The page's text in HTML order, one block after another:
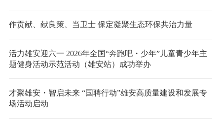
作贡献、献良策、当卫士 保定凝聚生态环保共治力量
活力雄安迎六一 2026年全国“奔跑吧・少年”儿童青少年主
题健身活动示范活动（雄安站）成功举办
才聚雄安・智启未来 “国聘行动”雄安高质量建设和发展专
场活动启动